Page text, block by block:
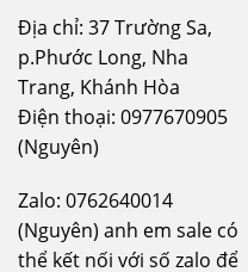
Địa chỉ: 37 Trường Sa,
p.Phước Long, Nha
Trang, Khánh Hòa
Điện thoại: 0977670905
(Nguyên)
Zalo: 0762640014
(Nguyên) anh em sale có
thể kết nối với số zalo để